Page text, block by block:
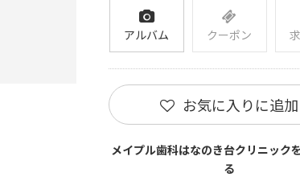
アルバム クーポン
お気に入りに追加
メイプル歯科はなのき台クリニック
る